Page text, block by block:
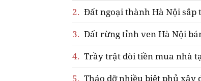
2. Đất ngoại thành Hà Nội sắp
3. Đất rừng tỉnh ven Hà Nội
4. Trầy trật đòi tiền mua nhà
5. Tháo dỡ nhiều biệt phủ xây